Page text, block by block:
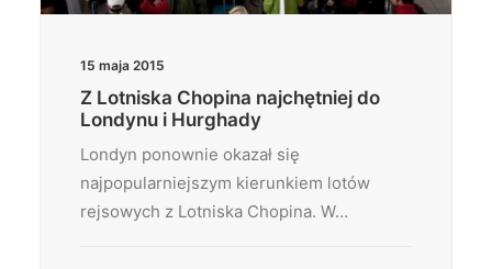
15 maja 2015
Z Lotniska Chopina najchętniej do
Londynu i Hurghady
Londyn ponownie okazał się
najpopularniejszym kierunkiem lotów
rejsowych z Lotniska Chopina. W…